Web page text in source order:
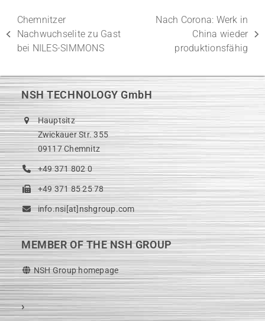
vorheriger
Beitrag:
Chemnitzer
Nachwuchselite zu Gast
bei NILES-SIMMONS
Nach Corona: Werk in
China wieder
produktionsfähig
NSH TECHNOLOGY GmbH
Hauptsitz
Zwickauer Str. 355
09117 Chemnitz
+49 371 802 0
+49 371 85 25 78
info.nsi[at]nshgroup.com
MEMBER OF THE NSH GROUP
NSH Group homepage
›